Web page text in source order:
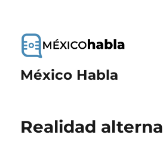
México Habla
Realidad alterna